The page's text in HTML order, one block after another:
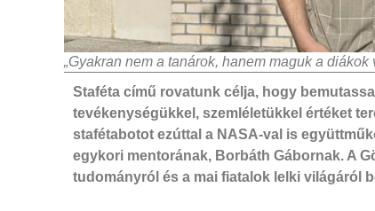
„Gyakran nem a tanárok, hanem maguk a diákok
Staféta című rovatunk célja, hogy
tevékenységükkel, szemléletükkel értéket
stafétabotot ezúttal a NASA-val is
egykori mentorának, Borbáth Gábornak. A
tudományról és a mai fiatalok lelki világáról